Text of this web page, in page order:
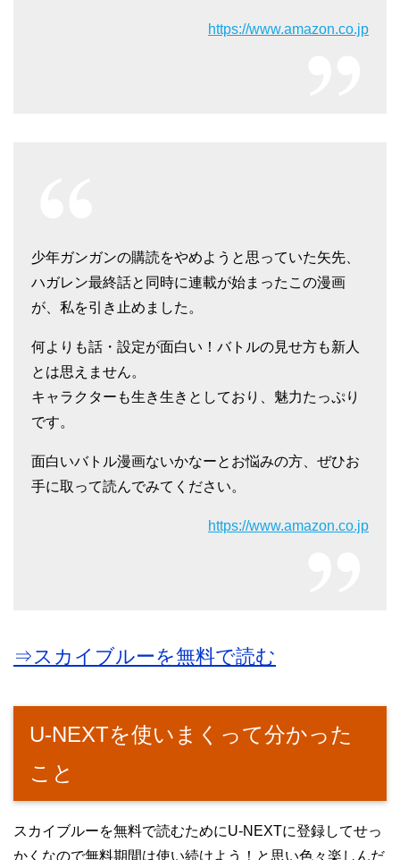
https://www.amazon.co.jp
少年ガンガンの購読をやめようと思っていた矢先、
ハガレン最終話と同時に連載が始まったこの漫画
が、私を引き止めました。
何よりも話・設定が面白い！バトルの見せ方も新人
とは思えません。
キャラクターも生き生きとしており、魅力たっぷり
です。
面白いバトル漫画ないかなーとお悩みの方、ぜひお
手に取って読んでみてください。
https://www.amazon.co.jp
⇒スカイブルーを無料で読む
U-NEXTを使いまくって分かった
こと
スカイブルーを無料で読むためにU-NEXTに登録してせっ
かくなので無料期間は使い続けよう！と思い色々楽しんだ